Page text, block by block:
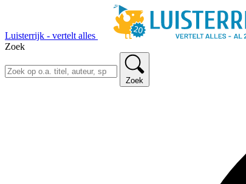
Luisterrijk - vertelt alles
Zoek
Zoek